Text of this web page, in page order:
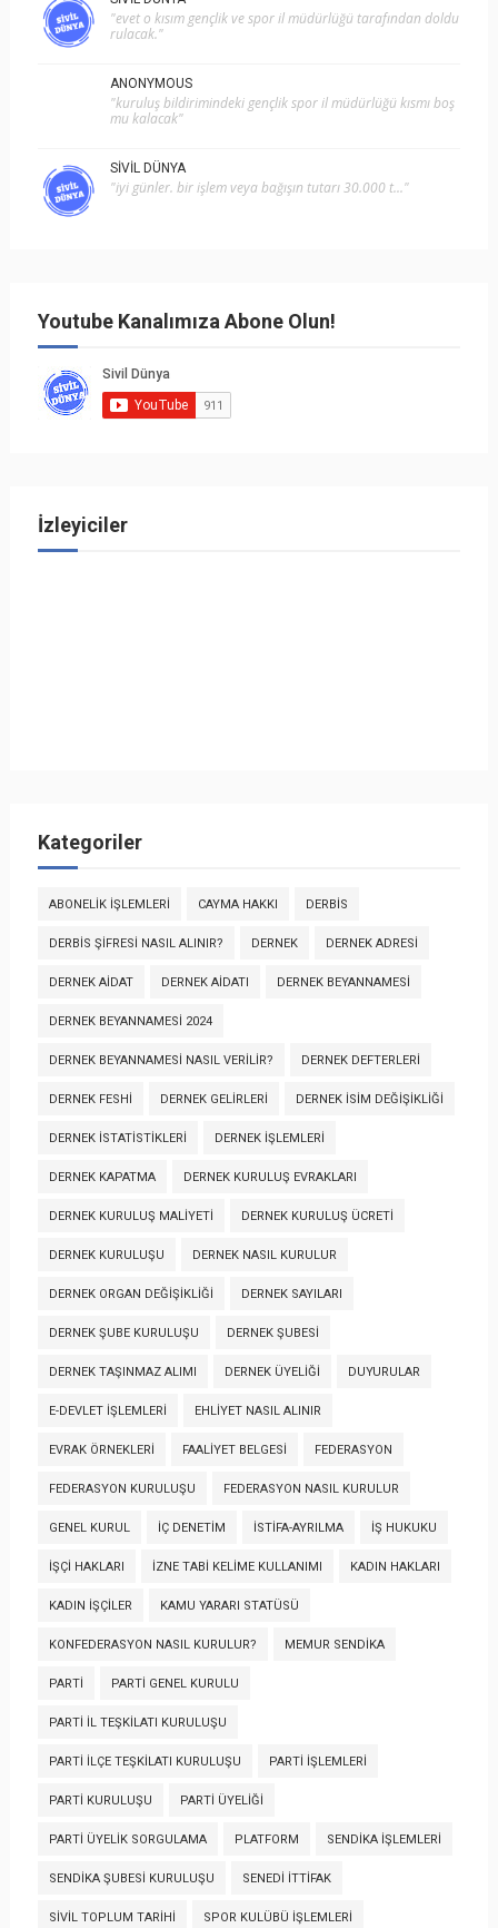
"evet o kısım gençlik ve spor i̇l müdürlüğü tarafından doldu
rulacak."
ANONYMOUS
"kuruluş bildirimindeki gençlik spor il müdürlüğü kısmı boş
mu kalacak"
SIVIL DÜNYA
"i̇yi günler. bir işlem veya bağışın tutarı 30.000 t..."
Youtube Kanalımıza Abone Olun!
İzleyiciler
Kategoriler
ABONELIK İŞLEMLERI CAYMA HAKKI DERBİS
DERBİS ŞIFRESI NASIL ALINIR? DERNEK DERNEK ADRESI
DERNEK AIDAT DERNEK AIDATI DERNEK BEYANNAMESI
DERNEK BEYANNAMESI 2024
DERNEK BEYANNAMESI NASIL VERILIR? DERNEK DEFTERLERI
DERNEK FESHI DERNEK GELIRLERI DERNEK İSIM DEĞIŞIKLIĞI
DERNEK İSTATISTIKLERI DERNEK İŞLEMLERI
DERNEK KAPATMA DERNEK KURULUŞ EVRAKLARI
DERNEK KURULUŞ MALIYETI DERNEK KURULUŞ ÜCRETI
DERNEK KURULUŞU DERNEK NASIL KURULUR
DERNEK ORGAN DEĞIŞIKLIĞI DERNEK SAYILARI
DERNEK ŞUBE KURULUŞU DERNEK ŞUBESI
DERNEK TAŞINMAZ ALIMI DERNEK ÜYELIĞI DUYURULAR
E-DEVLET İŞLEMLERI EHLIYET NASIL ALINIR
EVRAK ÖRNEKLERI FAALIYET BELGESI FEDERASYON
FEDERASYON KURULUŞU FEDERASYON NASIL KURULUR
GENEL KURUL İÇ DENETIM İSTIFA-AYRILMA İŞ HUKUKU
İŞÇI HAKLARI İZNE TABI KELIME KULLANIMI KADIN HAKLARI
KADIN İŞÇILER KAMU YARARI STATÜSÜ
KONFEDERASYON NASIL KURULUR? MEMUR SENDIKA
PARTI PARTI GENEL KURULU
PARTI İL TEŞKILATI KURULUŞU
PARTI İLÇE TEŞKILATI KURULUŞU PARTI İŞLEMLERI
PARTI KURULUŞU PARTI ÜYELIĞI
PARTI ÜYELIK SORGULAMA PLATFORM SENDIKA İŞLEMLERI
SENDIKA ŞUBESI KURULUŞU SENEDI İTTIFAK
SIVIL TOPLUM TARIHI SPOR KULÜBÜ İŞLEMLERI